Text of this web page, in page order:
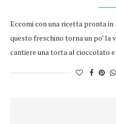
Eccomi con una ricetta pronta in
questo freschino torna un po’ la
cantiere una torta al cioccolato